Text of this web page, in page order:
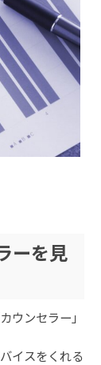
ーを見
ウンセラー」
イスをくれる